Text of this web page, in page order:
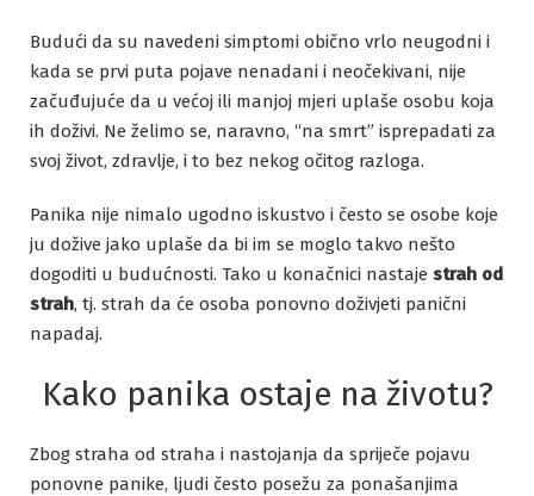
Budući da su navedeni simptomi obično vrlo neugodni i
kada se prvi puta pojave nenadani i neočekivani, nije
začuđujuće da u većoj ili manjoj mjeri uplaše osobu koja
ih doživi. Ne želimo se, naravno, “na smrt” isprepadati za
svoj život, zdravlje, i to bez nekog očitog razloga.
Panika nije nimalo ugodno iskustvo i često se osobe koje
ju dožive jako uplaše da bi im se moglo takvo nešto
dogoditi u budućnosti. Tako u konačnici nastaje strah od
strah, tj. strah da će osoba ponovno doživjeti panični
napadaj.
Kako panika ostaje na životu?
Zbog straha od straha i nastojanja da spriječe pojavu
ponovne panike, ljudi često posežu za ponašanjima